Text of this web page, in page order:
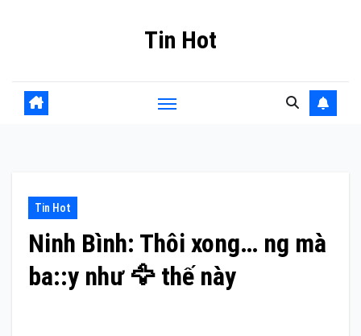
Tin Hot
Tin Hot
Ninh Bình: Thôi xong… ng mà
ba::y như 🦅 thế này